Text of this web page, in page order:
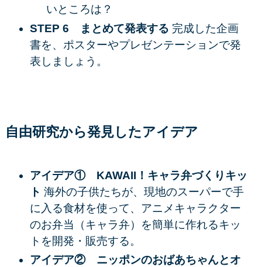
いところは？
STEP 6 まとめて発表する 完成した企画
書を、ポスターやプレゼンテーションで発
表しましょう。
自由研究から発見したアイデア
アイデア① KAWAII！キャラ弁づくりキッ
ト 海外の子供たちが、現地のスーパーで手
に入る食材を使って、アニメキャラクター
のお弁当（キャラ弁）を簡単に作れるキッ
トを開発・販売する。
アイデア② ニッポンのおばあちゃんとオ